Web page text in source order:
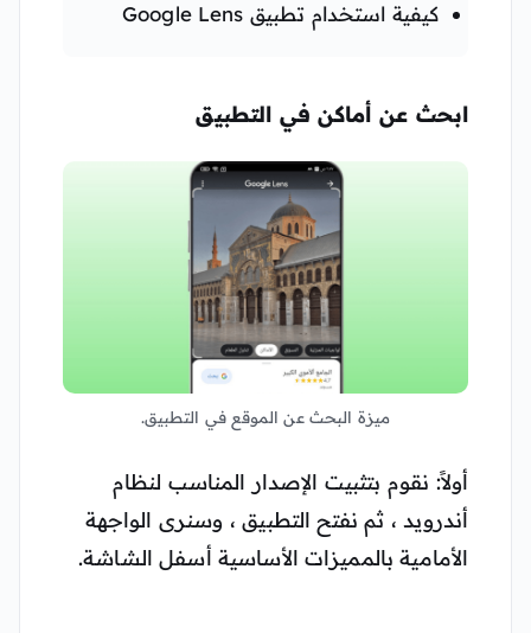
كيفية استخدام تطبيق Google Lens
ابحث عن أماكن في التطبيق
ميزة البحث عن الموقع في التطبيق.
أولاً: نقوم بتثبيت الإصدار المناسب لنظام
أندرويد ، ثم نفتح التطبيق ، وسنرى الواجهة
الأمامية بالمميزات الأساسية أسفل الشاشة.